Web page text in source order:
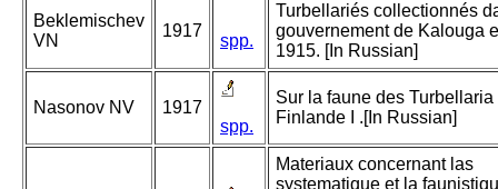
Beklemischev
VN
1917
spp.
Turbellariés collectionnés
gouvernement de Kalouga
1915. [In Russian]
Nasonov NV
1917
spp.
Sur la faune des Turbellaria
Finlande I .[In Russian]
Materiaux concernant las
systematique et la